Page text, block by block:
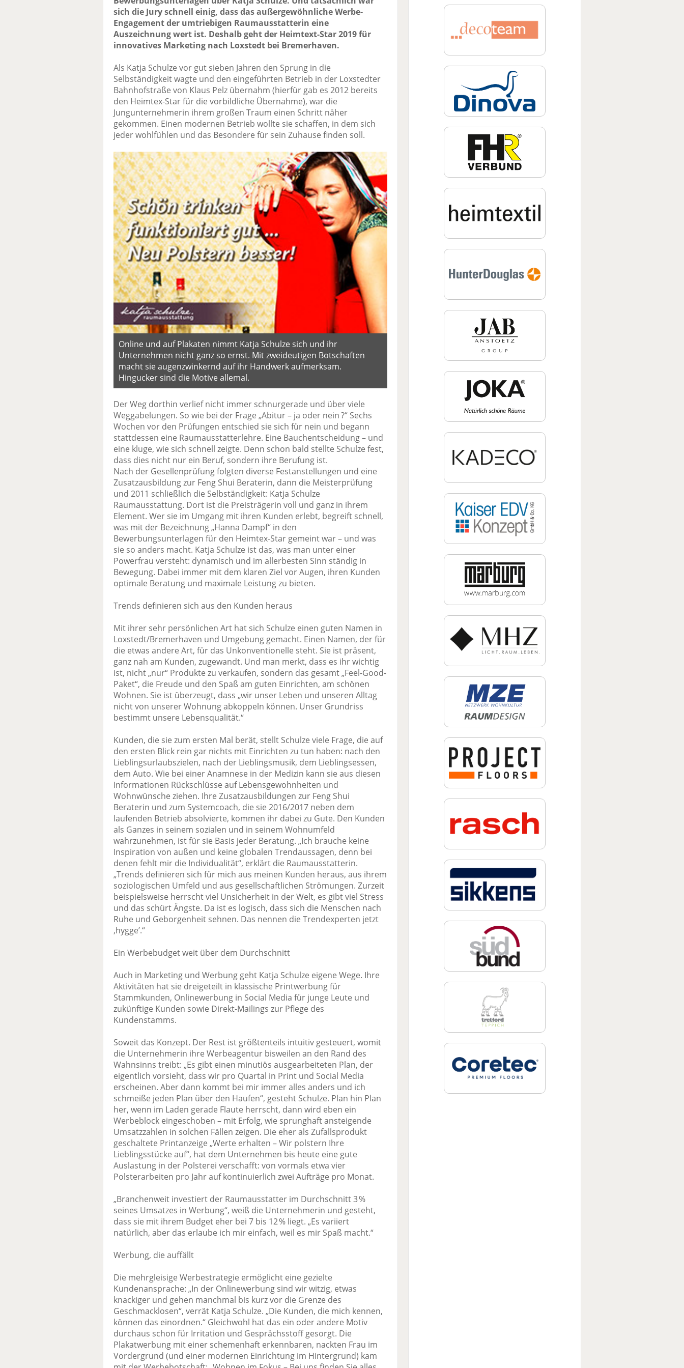
sich die Jury schnell einig, dass das außergewöhnliche Werbe-
Engagement der umtriebigen Raumausstatterin eine
Auszeichnung wert ist. Deshalb geht der Heimtext-Star 2019 für
innovatives Marketing nach Loxstedt bei Bremerhaven.
Als Katja Schulze vor gut sieben Jahren den Sprung in die
Selbständigkeit wagte und den eingeführten Betrieb in der Loxstedter
Bahnhofstraße von Klaus Pelz übernahm (hierfür gab es 2012 bereits
den Heimtex-Star für die vorbildliche Übernahme), war die
Jungunternehmerin ihrem großen Traum einen Schritt näher
gekommen. Einen modernen Betrieb wollte sie schaffen, in dem sich
jeder wohlfühlen und das Besondere für sein Zuhause finden soll.
Online und auf Plakaten nimmt Katja Schulze sich und ihr
Unternehmen nicht ganz so ernst. Mit zweideutigen Botschaften
macht sie augenzwinkernd auf ihr Handwerk aufmerksam.
Hingucker sind die Motive allemal.
Der Weg dorthin verlief nicht immer schnurgerade und über viele
Weggabelungen. So wie bei der Frage „Abitur – ja oder nein ?“ Sechs
Wochen vor den Prüfungen entschied sie sich für nein und begann
stattdessen eine Raumausstatterlehre. Eine Bauchentscheidung – und
eine kluge, wie sich schnell zeigte. Denn schon bald stellte Schulze fest,
dass dies nicht nur ein Beruf, sondern ihre Berufung ist.
Nach der Gesellenprüfung folgten diverse Festanstellungen und eine
Zusatzausbildung zur Feng Shui Beraterin, dann die Meister­prüfung
und 2011 schließlich die Selbständigkeit: Katja Schulze
Raumausstattung. Dort ist die Preisträgerin voll und ganz in ihrem
Element. Wer sie im Umgang mit ihren Kunden erlebt, begreift schnell,
was mit der Bezeichnung „Hanna Dampf“ in den
Bewerbungsunterlagen für den Heimtex-Star gemeint war – und was
sie so anders macht. Katja Schulze ist das, was man unter einer
Powerfrau versteht: dynamisch und im allerbesten Sinn ständig in
Bewegung. Dabei immer mit dem klaren Ziel vor Augen, ihren Kunden
optimale Beratung und maximale Leistung zu bieten.
Trends definieren sich aus den Kunden heraus
Mit ihrer sehr persönlichen Art hat sich Schulze einen guten Namen in
Loxstedt/Bremer­haven und Umgebung gemacht. Einen Namen, der für
die etwas andere Art, für das Unkonventionelle steht. Sie ist präsent,
ganz nah am Kunden, zugewandt. Und man merkt, dass es ihr wichtig
ist, nicht „nur“ Produkte zu verkaufen, sondern das gesamt „Feel-Good-
Paket“, die Freude und den Spaß am guten Einrichten, am schönen
Wohnen. Sie ist überzeugt, dass „wir unser Leben und unseren Alltag
nicht von unserer Wohnung abkoppeln können. Unser Grundriss
bestimmt unsere Lebensqualität.“
Kunden, die sie zum ersten Mal berät, stellt Schulze viele Frage, die auf
den ersten Blick rein gar nichts mit Einrichten zu tun haben: nach den
Lieblingsurlaubszielen, nach der Lieblingsmusik, dem Lieblingsessen,
dem Auto. Wie bei einer Anamnese in der Medizin kann sie aus diesen
Informationen Rückschlüsse auf Lebensgewohnheiten und
Wohnwünsche ziehen. Ihre Zusatzausbildungen zur Feng Shui
Beraterin und zum Systemcoach, die sie 2016/2017 neben dem
laufenden Betrieb absolvierte, kommen ihr dabei zu Gute. Den Kunden
als Ganzes in seinem sozialen und in seinem Wohnumfeld
wahrzunehmen, ist für sie Basis jeder Beratung. „Ich brauche keine
Inspiration von außen und keine globalen Trendaussagen, denn bei
denen fehlt mir die Individualität“, erklärt die Raum­ausstatterin.
„Trends definieren sich für mich aus meinen Kunden heraus, aus ihrem
soziologischen Umfeld und aus gesellschaftlichen Strömungen. Zurzeit
beispielsweise herrscht viel Unsicherheit in der Welt, es gibt viel Stress
und das schürt Ängste. Da ist es logisch, dass sich die Menschen nach
Ruhe und Geborgenheit sehnen. Das nennen die Trendexperten jetzt
,hygge’.“
Ein Werbebudget weit über dem Durchschnitt
Auch in Marketing und Werbung geht Katja Schulze eigene Wege. Ihre
Aktivitäten hat sie dreigeteilt in klassische Printwerbung für
Stammkunden, Onlinewerbung in Social Media für junge Leute und
zukünftige Kunden sowie Direkt-Mailings zur Pflege des
Kundenstamms.
Soweit das Konzept. Der Rest ist größtenteils intuitiv gesteuert, womit
die Unternehmerin ihre Werbeagentur bisweilen an den Rand des
Wahnsinns treibt: „Es gibt einen minutiös ausgearbeiteten Plan, der
eigentlich vorsieht, dass wir pro Quartal in Print und Social Media
erscheinen. Aber dann kommt bei mir immer alles anders und ich
schmeiße jeden Plan über den Haufen“, gesteht Schulze. Plan hin Plan
her, wenn im Laden gerade Flaute herrscht, dann wird eben ein
Werbeblock eingeschoben – mit Erfolg, wie sprunghaft ansteigende
Umsatzzahlen in solchen Fällen zeigen. Die eher als Zufallsprodukt
geschaltete Printanzeige „Werte erhalten – Wir polstern Ihre
Lieblingsstücke auf“, hat dem Unternehmen bis heute eine gute
Auslastung in der Polsterei verschafft: von vormals etwa vier
Polsterarbeiten pro Jahr auf kontinuierlich zwei Aufträge pro Monat.
„Branchenweit investiert der Raumausstatter im Durchschnitt 3 %
seines Umsatzes in Werbung“, weiß die Unternehmerin und gesteht,
dass sie mit ihrem Budget eher bei 7 bis 12 % liegt. „Es variiert
natürlich, aber das erlaube ich mir einfach, weil es mir Spaß macht.“
Werbung, die auffällt
Die mehrgleisige Werbestrategie ermöglicht eine gezielte
Kundenansprache: „In der Online­werbung sind wir witzig, etwas
knackiger und gehen manchmal bis kurz vor die Grenze des
Geschmacklosen“, verrät Katja Schulze. „Die Kunden, die mich kennen,
können das einordnen.“ Gleichwohl hat das ein oder andere Motiv
durchaus schon für Irritation und Gesprächsstoff gesorgt. Die
Plakatwerbung mit einer schemenhaft erkennbaren, nackten Frau im
Vordergrund (und einer modernen Einrichtung im Hintergrund) kam